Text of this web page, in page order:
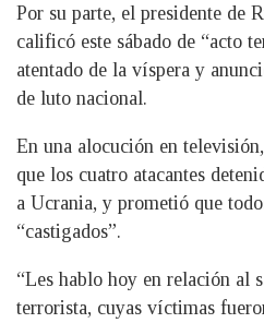
Por su parte, el presidente de
calificó este sábado de “acto
atentado de la víspera y
de luto nacional.
En una alocución en
que los cuatro atacantes
a Ucrania, y prometió que
“castigados”.
“Les hablo hoy en relación al
terrorista, cuyas víctimas